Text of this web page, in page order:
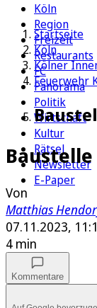
Köln
Region
Freizeit
Restaurants
FC
Panorama
Politik
Wirtschaft
Kultur
Rätsel
Newsletter
E-Paper
Startseite
Köln
Kölner
Feuerwehr
Von
Matthias
07.11.2023,
4 min
Kommentare